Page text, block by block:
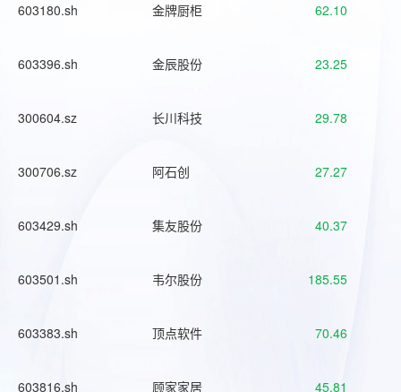
603180.sh 金牌厨柜 62.10
603396.sh 金辰股份 23.25
300604.sz 长川科技 29.78
300706.sz 阿石创 27.27
603429.sh 集友股份 40.37
603501.sh 韦尔股份 185.55
603383.sh 顶点软件 70.46
603816.sh 顾家家居 45.81